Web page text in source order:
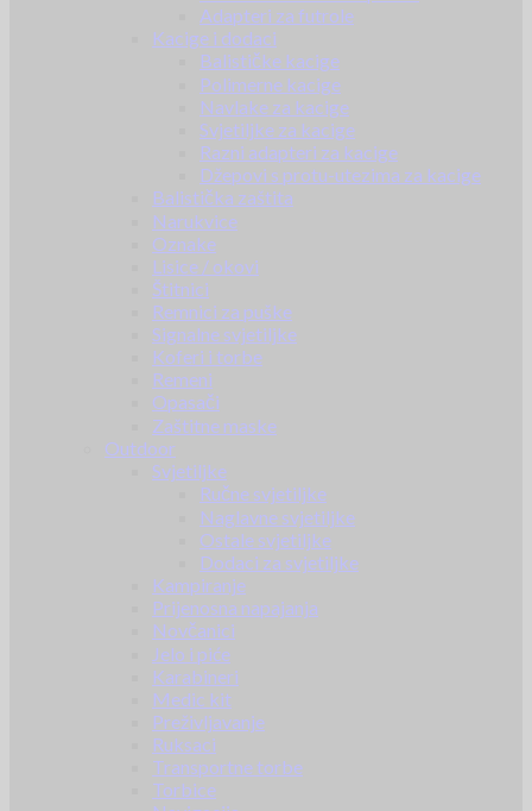
Adapteri za futrole
Kacige i dodaci
Balističke kacige
Polimerne kacige
Navlake za kacige
Svjetiljke za kacige
Razni adapteri za kacige
Džepovi s protu-utezima za kacige
Balistička zaštita
Narukvice
Oznake
Lisice / okovi
Štitnici
Remnici za puške
Signalne svjetiljke
Koferi i torbe
Remeni
Opasači
Zaštitne maske
Outdoor
Svjetiljke
Ručne svjetiljke
Naglavne svjetiljke
Ostale svjetiljke
Dodaci za svjetiljke
Kampiranje
Prijenosna napajanja
Novčanici
Jelo i piće
Karabineri
Medic kit
Preživljavanje
Ruksaci
Transportne torbe
Torbice